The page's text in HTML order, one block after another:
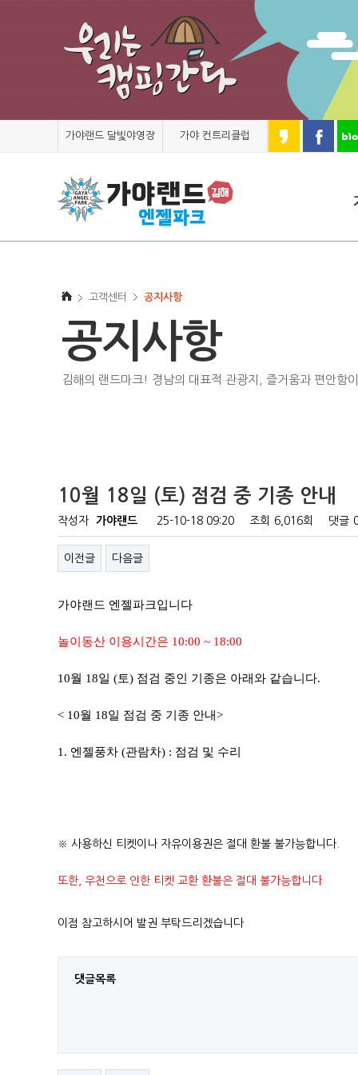
가야랜드 달빛야영장 가야 컨트리클럽
고객센터 공지사항
공지사항
김해의 랜드마크! 경남의 대표적 관광지, 즐거움과 편안함
10월 18일 (토) 점검 중 기종 안내
작성자 가야랜드 25-10-18 09:20 조회 6,016회 댓글
이전글 다음글
가야랜드 엔젤파크입니다
놀이동산 이용시간은 10:00 ~ 18:00
10월 18일 (토) 점검 중인 기종은 아래와 같습니다.
< 10월 18일 점검 중 기종 안내>
1. 엔젤풍차 (관람차) : 점검 및 수리
※ 사용하신 티켓이나 자유이용권은 절대 환불 불가능합니다.
또한, 우천으로 인한 티켓 교환 환불은 절대 불가능합니다
이점 참고하시어 발권 부탁드리겠습니다
댓글목록